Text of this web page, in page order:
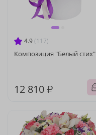
4.9 (117)
Композиция "Белый стих"
12 810 ₽